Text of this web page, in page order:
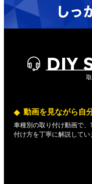
DIY
動画を見ながら自
車種別の取り付け動画で
付け方を丁寧に解説してい